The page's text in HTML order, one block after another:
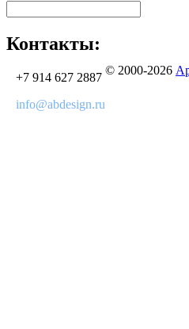
Контакты:
+7 914 627 2887
info@abdesign.ru
© 2000-2026